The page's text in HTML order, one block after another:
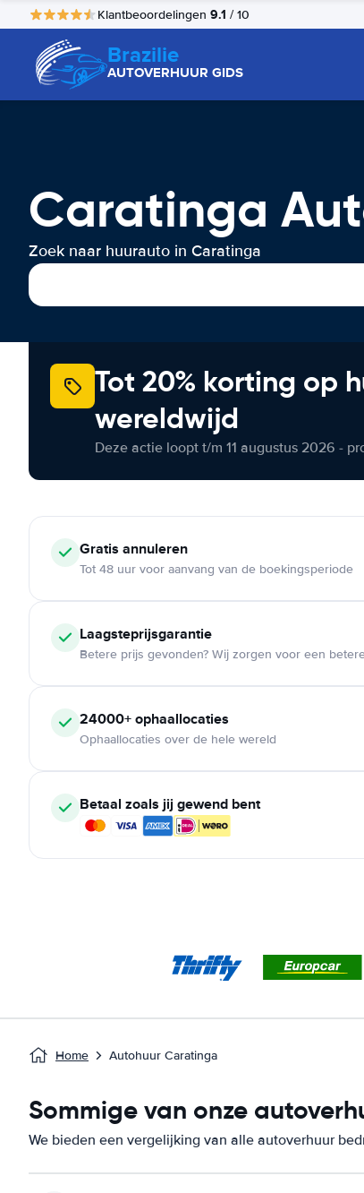
Klantbeoordelingen 9.1 / 10
Brazilie
AUTOVERHUUR GIDS
Caratinga
Zoek naar huurauto in Caratinga
Tot 20% korting op
wereldwijd
Deze actie loopt t/m 11 augustus 2026 -
Gratis annuleren
Tot 48 uur voor aanvang van de boekingsperiode
Laagsteprijsgarantie
Betere prijs gevonden? Wij zorgen voor een
24000+ ophaallocaties
Ophaallocaties over de hele wereld
Betaal zoals jij gewend bent
Home Autohuur Caratinga
Sommige van onze
We bieden een vergelijking van alle autoverhuur